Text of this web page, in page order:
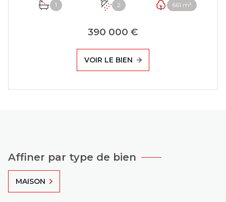
1 2 661 m²
390 000 €
VOIR LE BIEN
Affiner par type de bien
MAISON